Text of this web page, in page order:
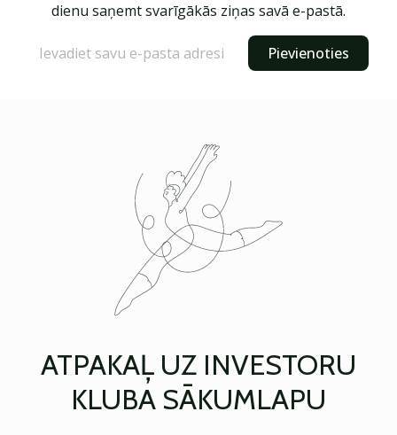
dienu saņemt svarīgākās ziņas savā e-pastā.
Pievienoties
ATPAKAĻ UZ INVESTORU
KLUBA SĀKUMLAPU